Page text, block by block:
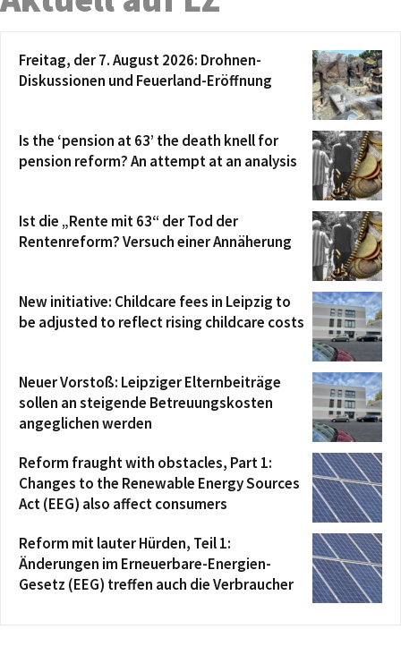
Freitag, der 7. August 2026: Drohnen-
Diskussionen und Feuerland-Eröffnung
Is the ‘pension at 63’ the death knell for
pension reform? An attempt at an analysis
Ist die „Rente mit 63“ der Tod der
Rentenreform? Versuch einer Annäherung
New initiative: Childcare fees in Leipzig to
be adjusted to reflect rising childcare costs
Neuer Vorstoß: Leipziger Elternbeiträge
sollen an steigende Betreuungskosten
angeglichen werden
Reform fraught with obstacles, Part 1:
Changes to the Renewable Energy Sources
Act (EEG) also affect consumers
Reform mit lauter Hürden, Teil 1:
Änderungen im Erneuerbare-Energien-
Gesetz (EEG) treffen auch die Verbraucher